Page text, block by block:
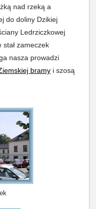
nad rzeką a
do doliny Dzikiej
Ledrziczkowej
stał zameczek
nasza prowadzi
bramy i szosą